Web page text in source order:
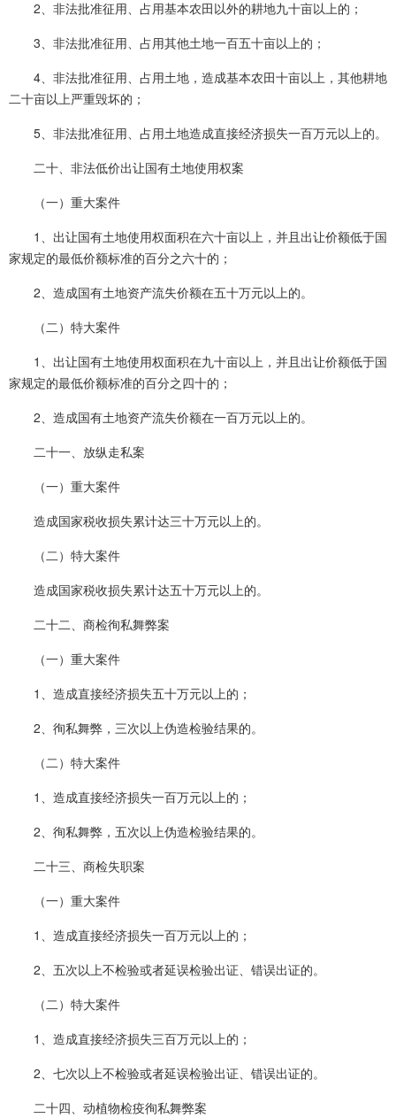
2、非法批准征用、占用基本农田以外的耕地九十亩以上的；
3、非法批准征用、占用其他土地一百五十亩以上的；
4、非法批准征用、占用土地，造成基本农田十亩以上，其他耕地
二十亩以上严重毁坏的；
5、非法批准征用、占用土地造成直接经济损失一百万元以上的。
二十、非法低价出让国有土地使用权案
（一）重大案件
1、出让国有土地使用权面积在六十亩以上，并且出让价额低于国
家规定的最低价额标准的百分之六十的；
2、造成国有土地资产流失价额在五十万元以上的。
（二）特大案件
1、出让国有土地使用权面积在九十亩以上，并且出让价额低于国
家规定的最低价额标准的百分之四十的；
2、造成国有土地资产流失价额在一百万元以上的。
二十一、放纵走私案
（一）重大案件
造成国家税收损失累计达三十万元以上的。
（二）特大案件
造成国家税收损失累计达五十万元以上的。
二十二、商检徇私舞弊案
（一）重大案件
1、造成直接经济损失五十万元以上的；
2、徇私舞弊，三次以上伪造检验结果的。
（二）特大案件
1、造成直接经济损失一百万元以上的；
2、徇私舞弊，五次以上伪造检验结果的。
二十三、商检失职案
（一）重大案件
1、造成直接经济损失一百万元以上的；
2、五次以上不检验或者延误检验出证、错误出证的。
（二）特大案件
1、造成直接经济损失三百万元以上的；
2、七次以上不检验或者延误检验出证、错误出证的。
二十四、动植物检疫徇私舞弊案